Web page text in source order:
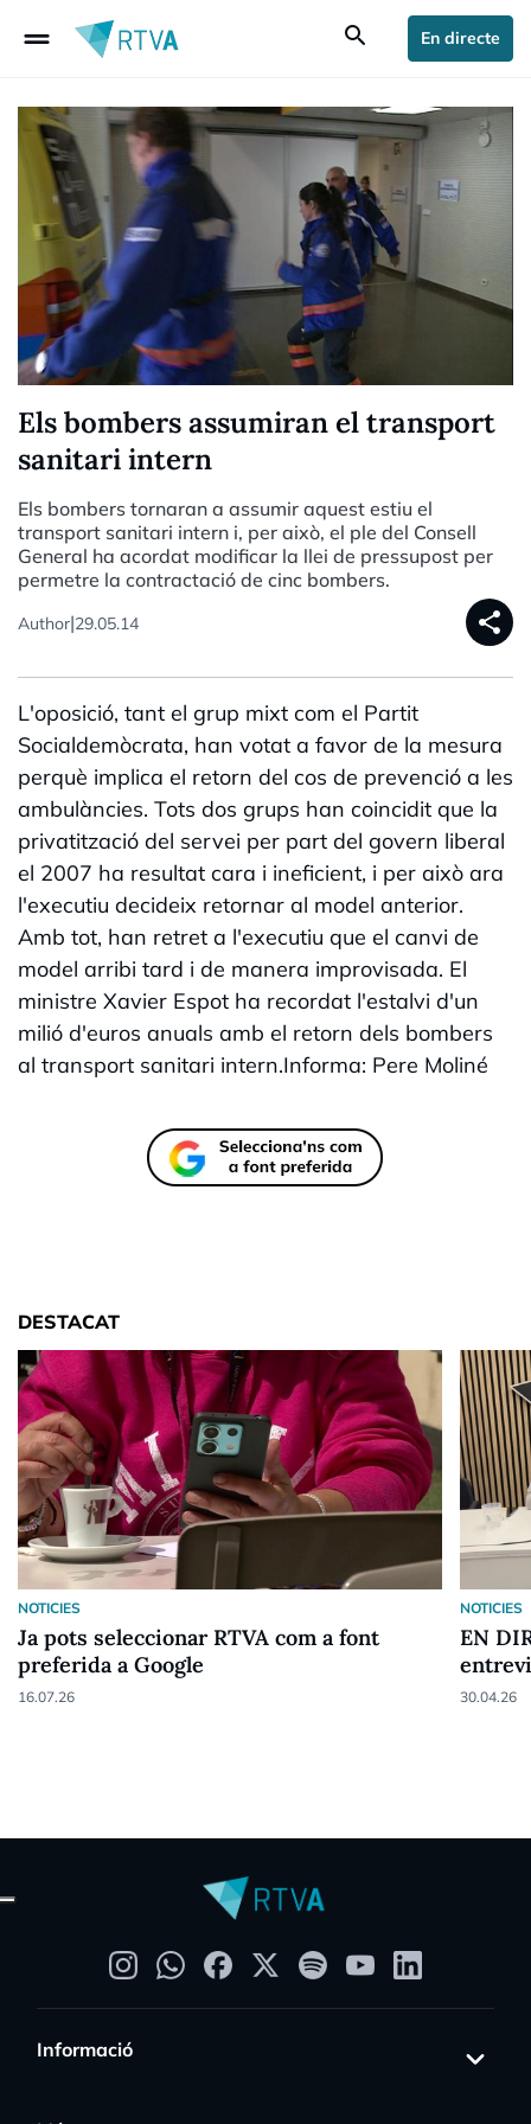
drag_handle search En directe
Els bombers assumiran el transport
sanitari intern
Els bombers tornaran a assumir aquest estiu el
transport sanitari intern i, per això, el ple del Consell
General ha acordat modificar la llei de pressupost per
permetre la contractació de cinc bombers.
Author|29.05.14 share
L'oposició, tant el grup mixt com el Partit
Socialdemòcrata, han votat a favor de la mesura
perquè implica el retorn del cos de prevenció a les
ambulàncies. Tots dos grups han coincidit que la
privatització del servei per part del govern liberal
el 2007 ha resultat cara i ineficient, i per això ara
l'executiu decideix retornar al model anterior.
Amb tot, han retret a l'executiu que el canvi de
model arribi tard i de manera improvisada. El
ministre Xavier Espot ha recordat l'estalvi d'un
milió d'euros anuals amb el retorn dels bombers
al transport sanitari intern.Informa: Pere Moliné
DESTACAT
NOTICIES
Ja pots seleccionar RTVA com a font
preferida a Google
16.07.26
NOTICIES
EN
30.04.26
Informació